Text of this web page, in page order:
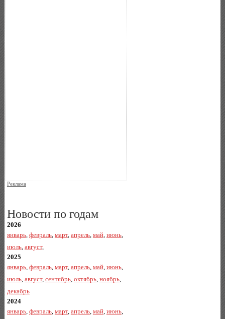
Реклама
Новости по годам
2026
январь, февраль, март, апрель, май, июнь,
июль, август,
2025
январь, февраль, март, апрель, май, июнь,
июль, август, сентябрь, октябрь, ноябрь,
декабрь
2024
январь, февраль, март, апрель, май, июнь,